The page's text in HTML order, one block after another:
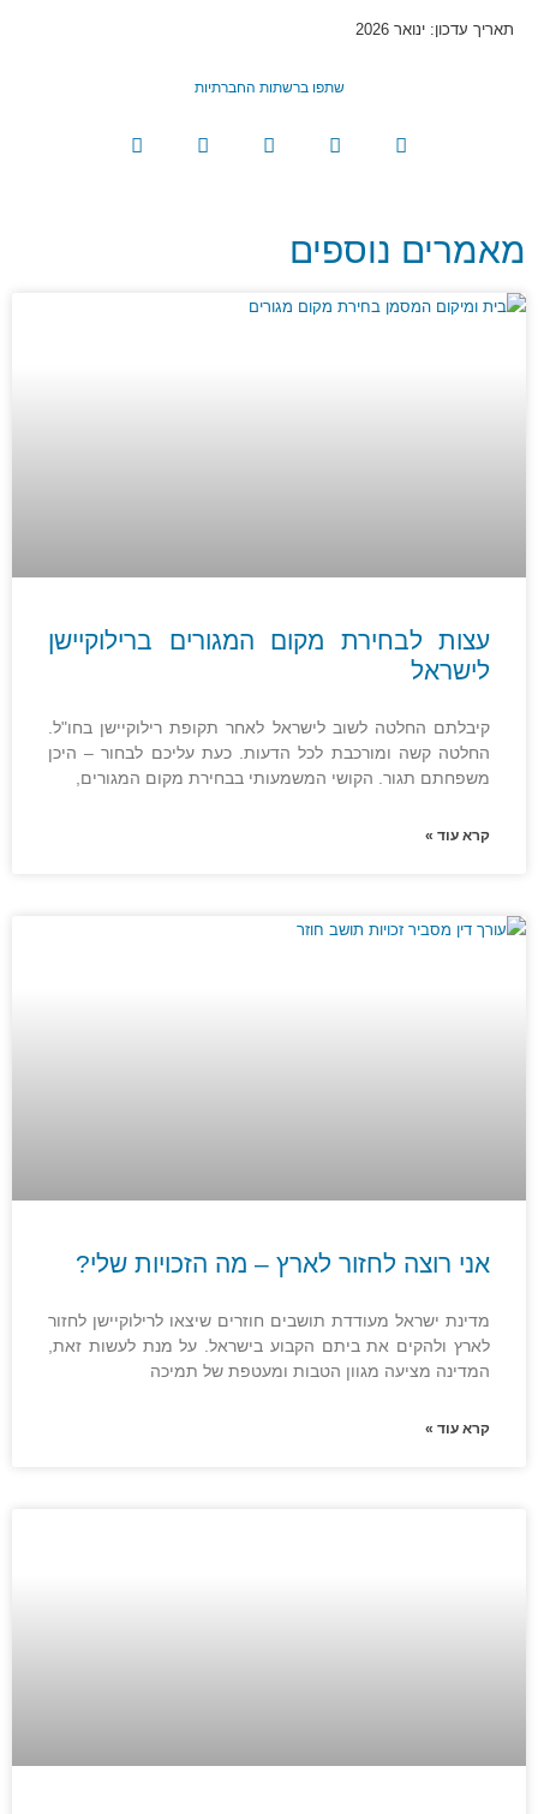
תאריך עדכון: ינואר 2026
שתפו ברשתות החברתיות
מאמרים נוספים
עצות לבחירת מקום המגורים ברילוקיישן
לישראל
קיבלתם החלטה לשוב לישראל לאחר תקופת רילוקיישן בחו"ל.
החלטה קשה ומורכבת לכל הדעות. כעת עליכם לבחור – היכן
משפחתם תגור. הקושי המשמעותי בבחירת מקום המגורים,
קרא עוד »
אני רוצה לחזור לארץ – מה הזכויות שלי?
מדינת ישראל מעודדת תושבים חוזרים שיצאו לרילוקיישן לחזור
לארץ ולהקים את ביתם הקבוע בישראל. על מנת לעשות זאת,
המדינה מציעה מגוון הטבות ומעטפת של תמיכה
קרא עוד »